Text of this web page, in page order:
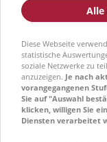
Alle
Diese Webseite
statistische
soziale Netzwerke zu
anzuzeigen. Je nach
vorangegangenen
Sie auf "Auswahl
klicken, willigen Sie
Diensten verarbeitet